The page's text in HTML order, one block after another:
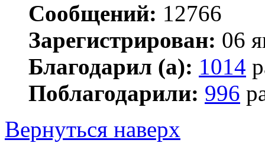
Сообщений: 12766
Зарегистрирован: 06
Благодарил (а): 1014
Поблагодарили: 996
Вернуться наверх